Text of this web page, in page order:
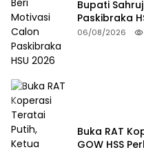
Bupati
Paskibraka
06/08/2026
Buka RAT
GOW HSS